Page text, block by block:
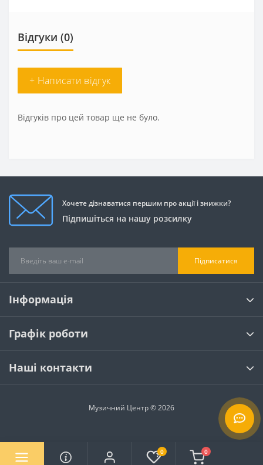
0 0
Відгуки (0)
+ Написати відгук
Відгуків про цей товар ще не було.
Хочете дізнаватися першим про акції і знижки?
Підпишіться на нашу розсилку
Підписатися
Інформація
Графік роботи
Наші контакти
Музичний Центр © 2026